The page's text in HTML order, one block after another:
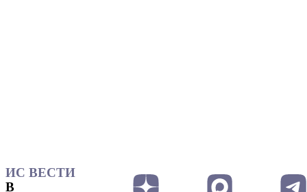
ИС ВЕСТИ
В